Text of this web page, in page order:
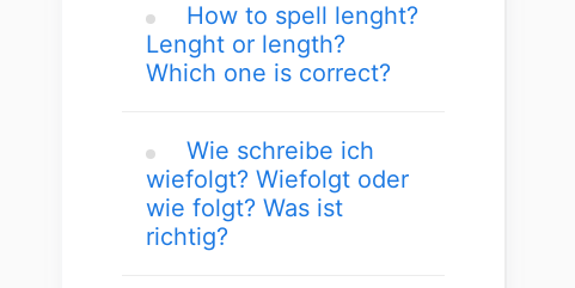
How to spell lenght?
Lenght or length?
Which one is correct?
Wie schreibe ich
wiefolgt? Wiefolgt oder
wie folgt? Was ist
richtig?